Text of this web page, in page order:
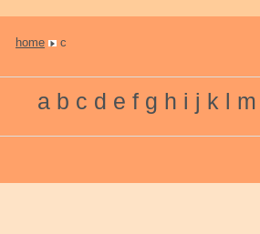
home c
a b c d e f g h i j k l m